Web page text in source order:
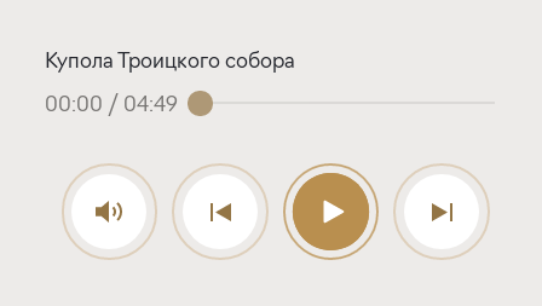
Купола Троицкого собора
00:00 / 04:49